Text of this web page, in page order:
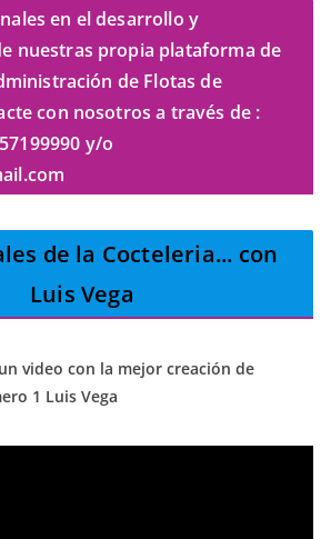
en el desarrollo y
nuestras propia plataforma de
de Flotas de
con nosotros a través de :
y/o
de la Cocteleria... con
Luis Vega
video con la mejor creación de
1 Luis Vega